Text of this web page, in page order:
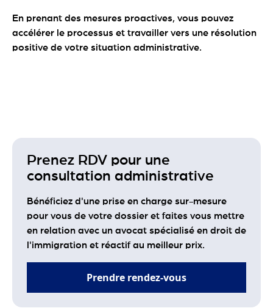
En prenant des mesures proactives, vous pouvez
accélérer le processus et travailler vers une résolution
positive de votre situation administrative.
Prenez RDV pour une
consultation administrative
Bénéficiez d'une prise en charge sur-mesure
pour vous de votre dossier et faites vous mettre
en relation avec un avocat spécialisé en droit de
l'immigration et réactif au meilleur prix.
Prendre rendez-vous